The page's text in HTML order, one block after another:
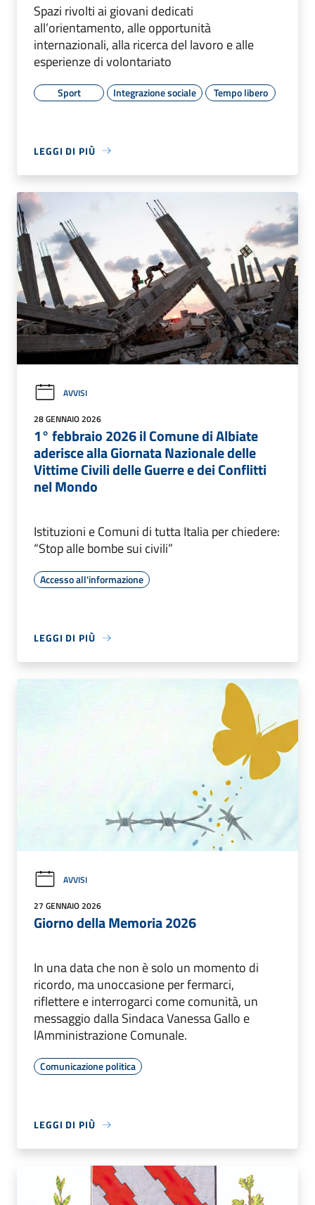
Spazi rivolti ai giovani dedicati
all’orientamento, alle opportunità
internazionali, alla ricerca del lavoro e alle
esperienze di volontariato
Sport Integrazione sociale Tempo libero
LEGGI DI PIÙ
AVVISI
28 GENNAIO 2026
1° febbraio 2026 il Comune di Albiate
aderisce alla Giornata Nazionale delle
Vittime Civili delle Guerre e dei Conflitti
nel Mondo
Istituzioni e Comuni di tutta Italia per chiedere:
“Stop alle bombe sui civili”
Accesso all'informazione
LEGGI DI PIÙ
AVVISI
27 GENNAIO 2026
Giorno della Memoria 2026
In una data che non è solo un momento di
ricordo, ma unoccasione per fermarci,
riflettere e interrogarci come comunità, un
messaggio dalla Sindaca Vanessa Gallo e
lAmministrazione Comunale.
Comunicazione politica
LEGGI DI PIÙ